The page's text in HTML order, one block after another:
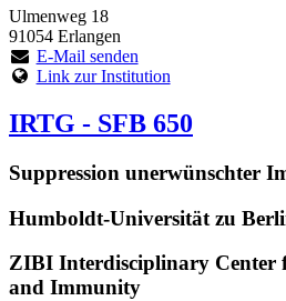
Ulmenweg 18
91054 Erlangen
E-Mail senden
Link zur Institution
IRTG - SFB 650
Suppression unerwünschter
Humboldt-Universität zu
ZIBI Interdisciplinary Center
and Immunity